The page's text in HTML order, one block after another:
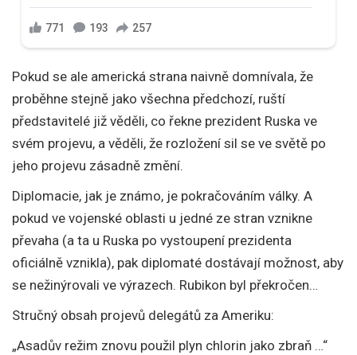
Pokud se ale americká strana naivně domnívala, že
proběhne stejně jako všechna předchozí, ruští
představitelé již věděli, co řekne prezident Ruska ve
svém projevu, a věděli, že rozložení sil se ve světě po
jeho projevu zásadně změní.
Diplomacie, jak je známo, je pokračováním války. A
pokud ve vojenské oblasti u jedné ze stran vznikne
převaha (a ta u Ruska po vystoupení prezidenta
oficiálně vznikla), pak diplomaté dostávají možnost, aby
se nežinýrovali ve výrazech. Rubikon byl překročen…
Stručný obsah projevů delegátů za Ameriku:
„Asadův režim znovu použil plyn chlorin jako zbraň …“